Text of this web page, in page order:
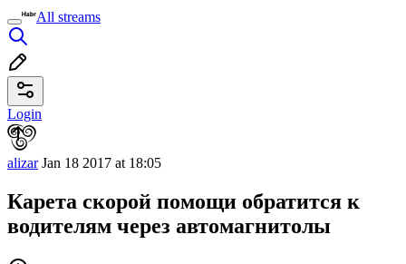
All streams
Login
alizarJan 18 2017 at 18:05
Карета скорой помощи обратится к
водителям через автомагнитолы